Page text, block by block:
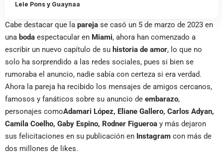
Lele Pons y Guaynaa
Cabe destacar que la pareja se casó un 5 de marzo de 2023 en
una boda espectacular en Miami, ahora han comenzado a
escribir un nuevo capítulo de su historia de amor, lo que no
solo ha sorprendido a las redes sociales, pues si bien se
rumoraba el anuncio, nadie sabía con certeza si era verdad.
Ahora la pareja ha recibido los mensajes de amigos cercanos,
famosos y fanáticos sobre su anuncio de embarazo,
personajes comoAdamari López, Eliane Gallero, Carlos Adyan,
Camila Coelho, Gaby Espino, Rodner Figueroa y más dejaron
sus felicitaciones en su publicación en Instagram con más de
dos millones de likes.